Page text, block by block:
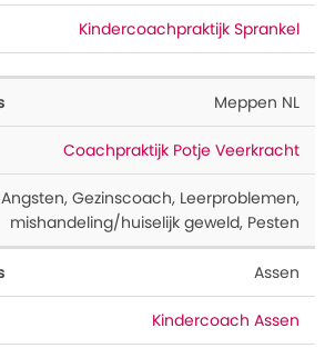
Kindercoachpraktijk Sprankel
Meppen NL
Coachpraktijk Potje Veerkracht
Angsten, Gezinscoach, Leerproblemen,
mishandeling/huiselijk geweld, Pesten
Assen
Kindercoach Assen